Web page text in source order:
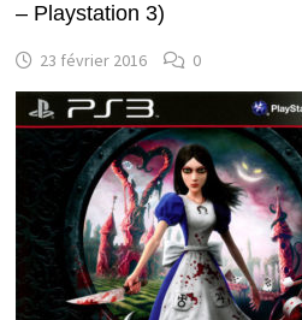
– Playstation 3)
23 février 2016 0